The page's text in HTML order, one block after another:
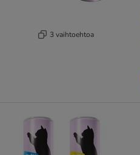
3 vaihtoehtoa